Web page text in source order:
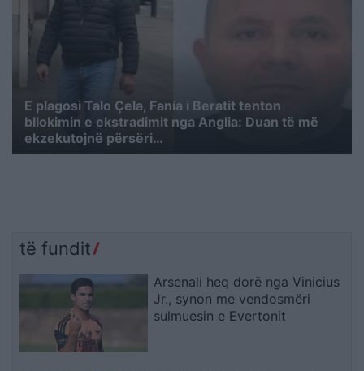
E plagosi Talo Çela, Fania i Beratit tenton
bllokimin e ekstradimit nga Anglia: Duan të më
ekzekutojnë përsëri…
të fundit
Arsenali heq dorë nga Vinicius
Jr., synon me vendosmëri
sulmuesin e Evertonit